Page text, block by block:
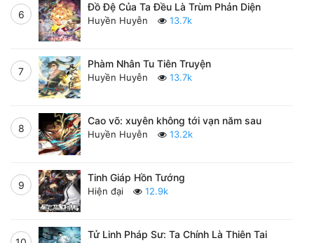
6
Đồ Đệ Của Ta Đều Là Trùm Phản Diện
Huyền Huyễn 13.7k
7
Phàm Nhân Tu Tiên Truyện
Huyền Huyễn 13.7k
8
Cao võ: xuyên không tới vạn năm sau
Huyền Huyễn 13.2k
9
Tinh Giáp Hồn Tướng
Hiện đại 12.9k
Tử Linh Pháp Sư: Ta Chính Là Thiên Tai